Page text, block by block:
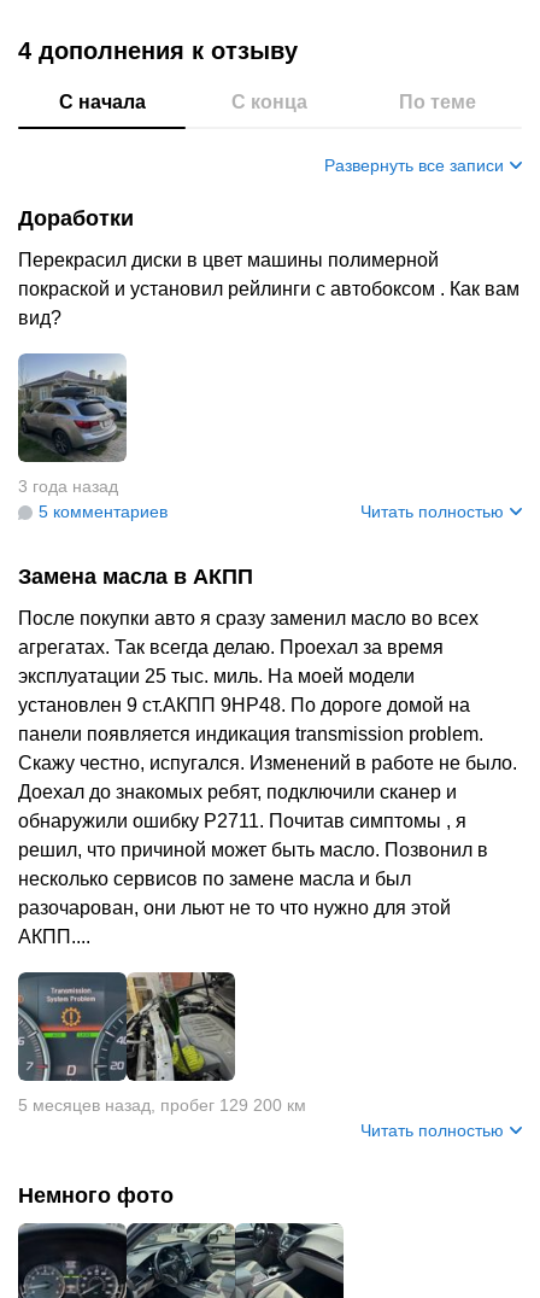
4 дополнения к отзыву
С начала С конца По теме
Развернуть все записи
Доработки
Перекрасил диски в цвет машины полимерной
покраской и установил рейлинги с автобоксом . Как вам
вид?
3 года назад
5 комментариев
Читать полностью
Замена масла в АКПП
После покупки авто я сразу заменил масло во всех
агрегатах. Так всегда делаю. Проехал за время
эксплуатации 25 тыс. миль. На моей модели
установлен 9 ст.АКПП 9HP48. По дороге домой на
панели появляется индикация transmission problem.
Скажу честно, испугался. Изменений в работе не было.
Доехал до знакомых ребят, подключили сканер и
обнаружили ошибку P2711. Почитав симптомы , я
решил, что причиной может быть масло. Позвонил в
несколько сервисов по замене масла и был
разочарован, они льют не то что нужно для этой
АКПП....
5 месяцев назад
пробег 129 200 км
Читать полностью
Немного фото